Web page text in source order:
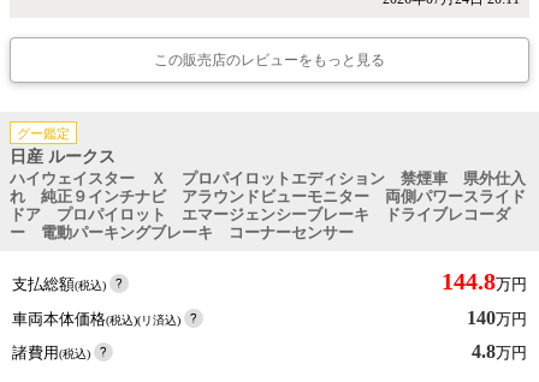
この販売店のレビューをもっと見る
グー鑑定
日産 ルークス
ハイウェイスター Ｘ プロパイロットエディション 禁煙車 県外仕入
れ 純正９インチナビ アラウンドビューモニター 両側パワースライド
ドア プロパイロット エマージェンシーブレーキ ドライブレコーダ
ー 電動パーキングブレーキ コーナーセンサー
支払総額(税込) 144.8万円
車両本体価格(税込)(リ済込) 140万円
諸費用(税込) 4.8万円